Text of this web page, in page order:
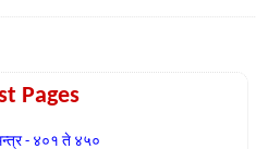
Pages
- ४०१ ते ४५०